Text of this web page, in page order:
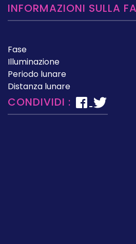
INFORMAZIONI SULLA
Fase
Illuminazione
Periodo lunare
Distanza lunare
CONDIVIDI :